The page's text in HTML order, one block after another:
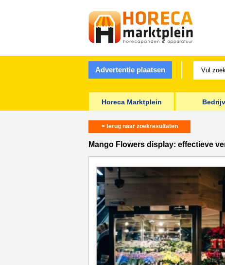
Advertentie plaatsen
Horeca Marktplein
< terug naar zoekresultaten
Mango Flowers display: effectieve